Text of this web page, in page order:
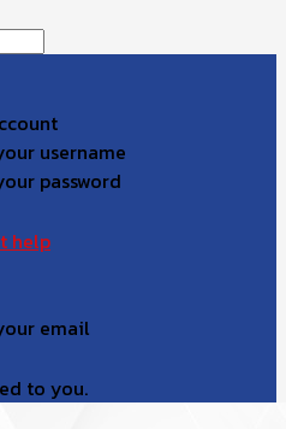
username
password
help
email
to you.